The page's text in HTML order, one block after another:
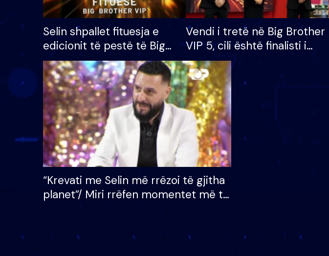
Selin shpallet fituesja e
edicionit të pestë të Big
Brother VIP, rrëmben
çmimin e madh prej 100
mijë eurosh
Vendi i tretë në Big Brother
VIP 5, cili është finalisti i
radhës që lë shtëpinë
“Krevati me Selin më rrëzoi të gjitha
planet”/ Miri rrëfen momentet më të
bukura në shtëpinë e BB VIP: Do më